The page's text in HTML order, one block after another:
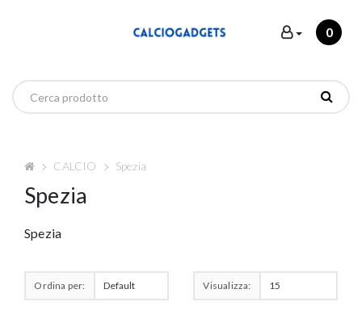
0
CALCIO Spezia
Spezia
Spezia
Ordina per: Visualizza: